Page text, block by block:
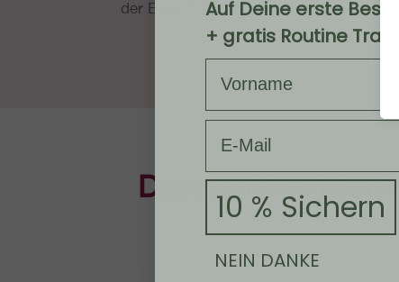
der Ernte bis zu Endprodukt.
Das per­fek­te
Auf Deine erste
+ gratis Routine
10 % Sichern
NEIN DANKE